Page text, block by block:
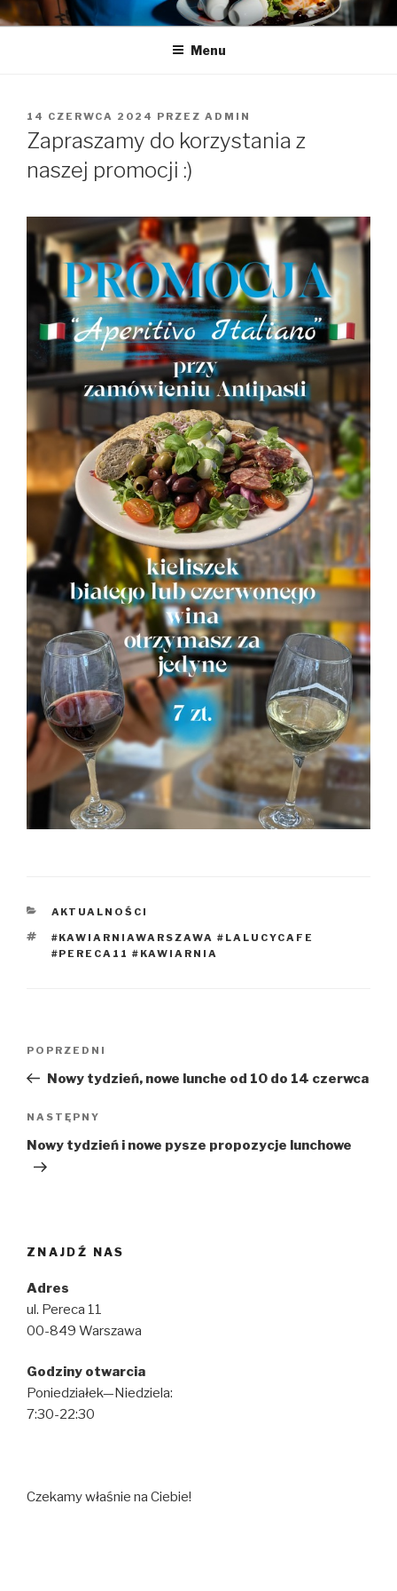
Przeskocz
do
LA LUCY
Zapraszamy na pyszną kawę i naleśniki
Menu
OPUBLIKOWANE
W
14 CZERWCA 2024 PRZEZ ADMIN
Zapraszamy do korzystania z
naszej promocji :)
KATEGORIE
AKTUALNOŚCI
TAGI
#KAWIARNIAWARSZAWA #LALUCYCAFE
#PERECA11 #KAWIARNIA
Poprzedni
wpis
POPRZEDNI
Nowy tydzień, nowe lunche od 10 do 14 czerwca
Następny
wpis
NASTĘPNY
Nowy tydzień i nowe pysze propozycje lunchowe
ZNAJDŹ NAS
Adres
ul. Pereca 11
00-849 Warszawa
Godziny otwarcia
Poniedziałek—Niedziela:
7:30-22:30
Czekamy właśnie na Ciebie!